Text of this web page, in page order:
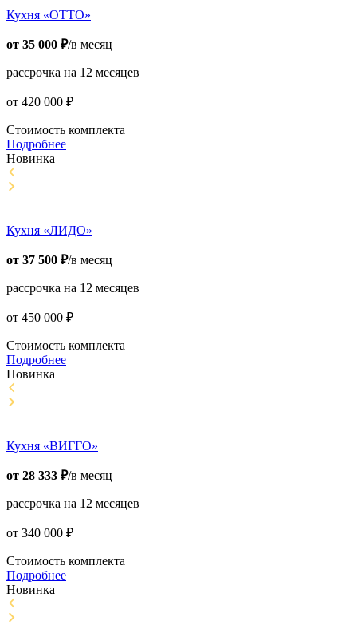
Кухня «ОТТО»
от 35 000 ₽/в месяц
рассрочка на 12 месяцев
от 420 000 ₽
Стоимость комплекта
Подробнее
Новинка
Кухня «ЛИДО»
от 37 500 ₽/в месяц
рассрочка на 12 месяцев
от 450 000 ₽
Стоимость комплекта
Подробнее
Новинка
Кухня «ВИГГО»
от 28 333 ₽/в месяц
рассрочка на 12 месяцев
от 340 000 ₽
Стоимость комплекта
Подробнее
Новинка